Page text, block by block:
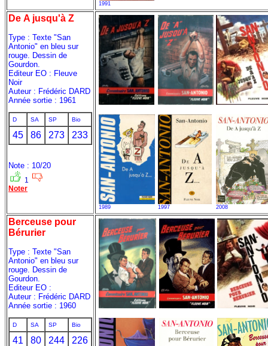
1991
De A jusqu'à Z
Type : Texte "San
Antonio" en bleu sur
rouge. Dessin de
Gourdon.
Editeur EO : Fleuve
Noir
Auteur : Frédéric DARD
Année sortie : 1961
D SA SP Bio
45 86 273 233
Note : 10/20
1
Noter
1989 1997 2008
Berceuse pour
Bérurier
Type : Texte "San
Antonio" en bleu sur
rouge. Dessin de
Gourdon.
Editeur EO :
Auteur : Frédéric DARD
Année sortie : 1960
D SA SP Bio
41 80 244 226